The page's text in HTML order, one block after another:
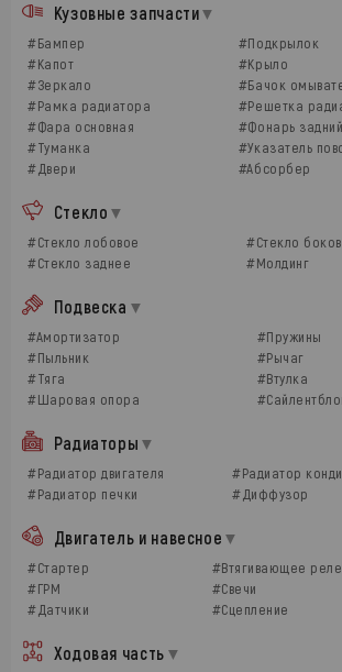
Кузовные запчасти
#Бампер
#Подкрылок
#Капот
#Крыло
#Зеркало
#Бачок
#Рамка радиатора
#Решетка
#Фара основная
#Фонарь задний
#Туманка
#Указатель
#Двери
#Абсорбер
Стекло
#Стекло лобовое
#Стекло
#Стекло заднее
#Молдинг
Подвеска
#Амортизатор
#Пружины
#Пыльник
#Рычаг
#Тяга
#Втулка
#Шаровая опора
Радиаторы
#Радиатор двигателя
#Радиатор
#Радиатор печки
#Диффузор
Двигатель и навесное
#Стартер
#Втягивающее реле
#ГРМ
#Свечи
#Датчики
#Сцепление
Ходовая часть